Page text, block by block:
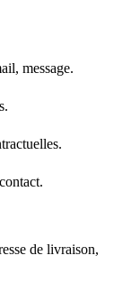
message.
de livraison,